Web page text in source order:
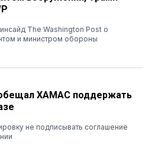
The Washington Post о
и министром обороны
ХАМАС поддержать
не подписывать соглашение